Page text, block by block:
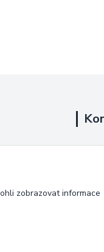
zobrazovat informace